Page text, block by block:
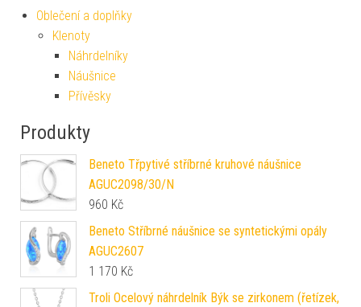
Oblečení a doplňky
Klenoty
Náhrdelníky
Náušnice
Přívěsky
Produkty
Beneto Třpytivé stříbrné kruhové náušnice
AGUC2098/30/N
960 Kč
Beneto Stříbrné náušnice se syntetickými opály
AGUC2607
1 170 Kč
Troli Ocelový náhrdelník Býk se zirkonem (řetízek,